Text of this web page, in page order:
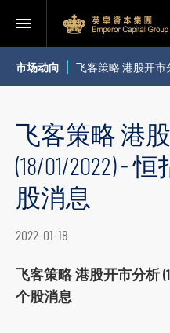
市场动向
个股推介
公司研究报告
飞客策略 港
(18/01/2022) -
股消息
2022-01-18
飞客策略 港股开市分析
个股消息